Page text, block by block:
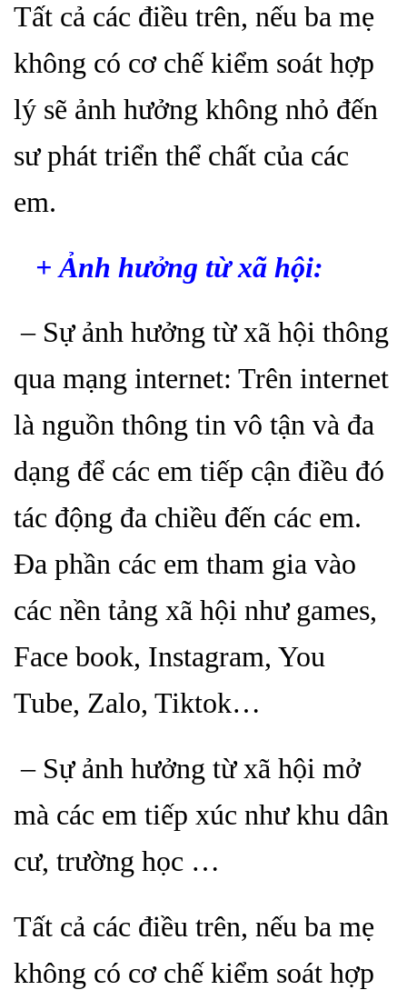
Tất cả các điều trên, nếu ba mẹ
không có cơ chế kiểm soát hợp
lý sẽ ảnh hưởng không nhỏ đến
sư phát triển thể chất của các
em.
+ Ảnh hưởng từ xã hội:
– Sự ảnh hưởng từ xã hội thông
qua mạng internet: Trên internet
là nguồn thông tin vô tận và đa
dạng để các em tiếp cận điều đó
tác động đa chiều đến các em.
Đa phần các em tham gia vào
các nền tảng xã hội nhưgames,
Face book, Instagram, You
Tube, Zalo, Tiktok…
– Sự ảnh hưởng từ xã hội mở
mà các em tiếp xúc như khu dân
cư, trường học …
Tất cả các điều trên, nếu ba mẹ
không có cơ chế kiểm soát hợp